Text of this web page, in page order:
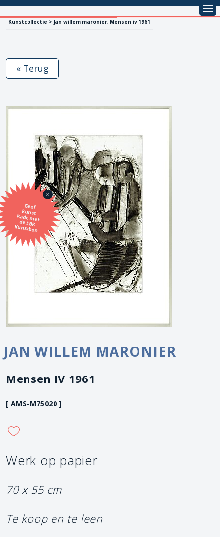
Kunstcollectie > Jan willem maronier, Mensen iv 1961
Geef
kunst
kado met
de SBK
Kunstbon
« Terug
JAN WILLEM MARONIER
Mensen IV 1961
[ AMS-M75020 ]
Werk op papier
70 x 55 cm
Te koop en te leen